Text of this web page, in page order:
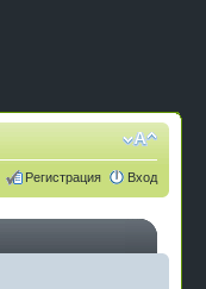
Регистрация Вход